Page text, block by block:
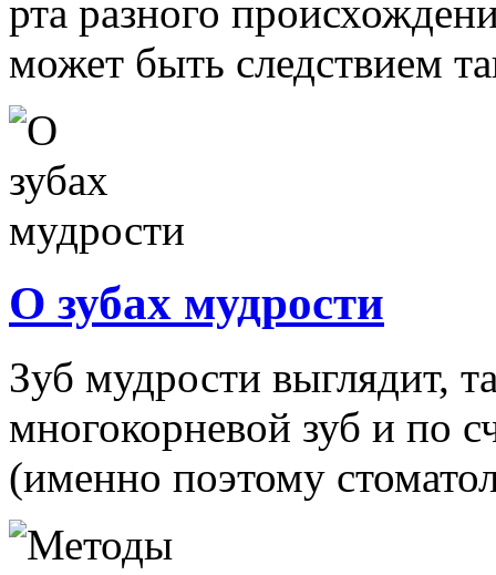
рта разного
может быть следствием
О зубах мудрости
Зуб мудрости выглядит,
многокорневой зуб и по
(именно поэтому